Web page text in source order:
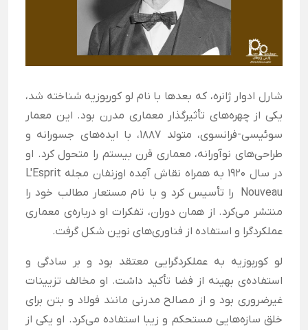
شارل ادوار ژانره، که بعدها با نام لو کوربوزیه شناخته شد،
یکی از چهره‌های تأثیرگذار معماری مدرن بود. این معمار
سوئیسی-فرانسوی، متولد 1887، با ایده‌های جسورانه و
طراحی‌های نوآورانه، معماری قرن بیستم را متحول کرد. او
در سال 1920 به همراه نقاش آمِده اوزنفان مجله L'Esprit
Nouveau را تأسیس کرد و با نام مستعار مطالب خود را
منتشر می‌کرد. از همان دوران، تفکرات او درباره‌ی معماری
عملکردگرا و استفاده از فناوری‌های نوین شکل گرفت.
لو کوربوزیه به عملکردگرایی معتقد بود و بر سادگی و
استفاده‌ی بهینه از فضا تأکید داشت. او مخالف تزیینات
غیرضروری بود و از مصالح مدرنی مانند فولاد و بتن برای
خلق سازه‌هایی مستحکم و زیبا استفاده می‌کرد. او یکی از